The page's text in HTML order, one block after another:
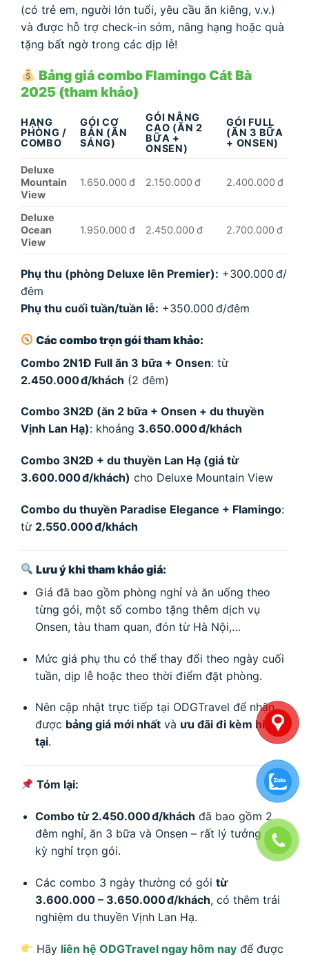
(có trẻ em, người lớn tuổi, yêu cầu ăn kiêng, v.v.)
và được hỗ trợ check-in sớm, nâng hạng hoặc quà
tặng bất ngờ trong các dịp lễ!
Bảng giá combo Flamingo Cát Bà
2025 (tham khảo)
HẠNG
PHÒNG /
COMBO
GÓI CƠ
BẢN (ĂN
SÁNG)
GÓI NÂNG
CAO (ĂN 2
BỮA +
ONSEN)
GÓI FULL
(ĂN 3 BỮA
+ ONSEN)
Deluxe
Mountain
View
1.650.000 đ 2.150.000 đ 2.400.000 đ
Deluxe
Ocean
View
1.950.000 đ 2.450.000 đ 2.700.000 đ
Phụ thu (phòng Deluxe lên Premier): +300.000 đ/
đêm
Phụ thu cuối tuần/tuần lễ: +350.000 đ/đêm
Các combo trọn gói tham khảo:
Combo 2N1Đ Full ăn 3 bữa + Onsen: từ
2.450.000 đ/khách (2 đêm)
Combo 3N2Đ (ăn 2 bữa + Onsen + du thuyền
Vịnh Lan Hạ): khoảng 3.650.000 đ/khách
Combo 3N2Đ + du thuyền Lan Hạ (giá từ
3.600.000 đ/khách) cho Deluxe Mountain View
Combo du thuyền Paradise Elegance + Flamingo:
từ 2.550.000 đ/khách
Lưu ý khi tham khảo giá:
Giá đã bao gồm phòng nghỉ và ăn uống theo
từng gói, một số combo tặng thêm dịch vụ
Onsen, tàu tham quan, đón từ Hà Nội,…
Mức giá phụ thu có thể thay đổi theo ngày cuối
tuần, dịp lễ hoặc theo thời điểm đặt phòng.
Nên cập nhật trực tiếp tại ODGTravel để nhận
được bảng giá mới nhấtvà ưu đãi đi kèm hiện
tại.
Tóm lại:
Combo từ 2.450.000 đ/khách đã bao gồm 2
đêm nghỉ, ăn 3 bữa và Onsen – rất lý tưởng cho
kỳ nghỉ trọn gói.
Các combo 3 ngày thường có gói từ
3.600.000 – 3.650.000 đ/khách, có thêm trải
nghiệm du thuyền Vịnh Lan Hạ.
Hãy liên hệ ODGTravel ngay hôm nay để được